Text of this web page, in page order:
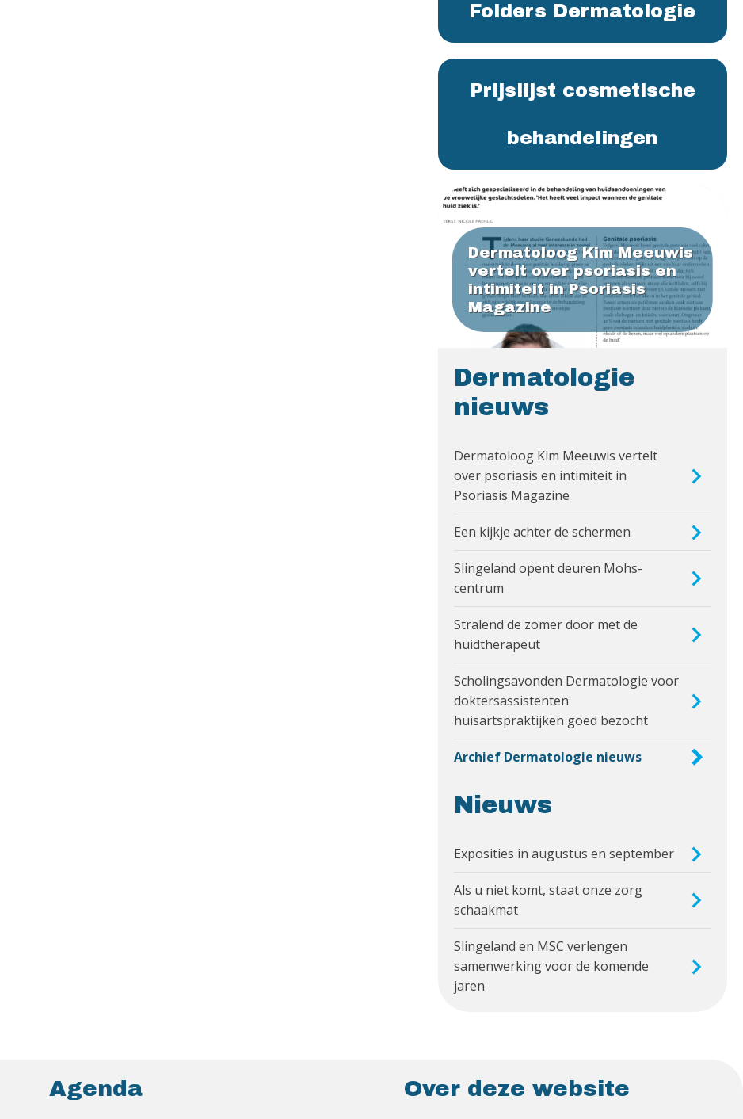
Folders Dermatologie
Prijslijst cosmetische
behandelingen
Dermatoloog Kim Meeuwis
vertelt over psoriasis en
intimiteit in Psoriasis
Magazine
Dermatologie
nieuws
Dermatoloog Kim Meeuwis vertelt
over psoriasis en intimiteit in
Psoriasis Magazine
Een kijkje achter de schermen
Slingeland opent deuren Mohs-
centrum
Stralend de zomer door met de
huidtherapeut
Scholingsavonden Dermatologie voor
doktersassistenten
huisartspraktijken goed bezocht
Archief Dermatologie nieuws
Nieuws
Exposities in augustus en september
Als u niet komt, staat onze zorg
schaakmat
Slingeland en MSC verlengen
samenwerking voor de komende
jaren
Agenda Over deze website